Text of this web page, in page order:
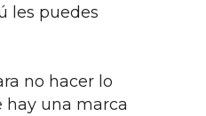
les puedes
no hacer lo
hay una marca